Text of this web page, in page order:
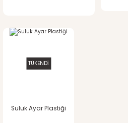
TÜKENDİ
Suluk Ayar Plastiği